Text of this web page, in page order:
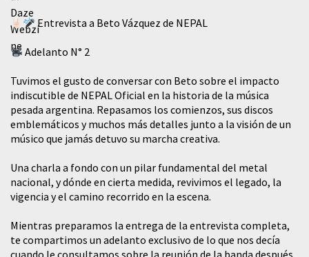
Entrevista a Beto Vázquez de NEPAL
Adelanto N° 2
Tuvimos el gusto de conversar con Beto sobre el impacto
indiscutible de NEPAL Oficial en la historia de la música
pesada argentina. Repasamos los comienzos, sus discos
emblemáticos y muchos más detalles junto a la visión de un
músico que jamás detuvo su marcha creativa.
​Una charla a fondo con un pilar fundamental del metal
nacional, y dónde en cierta medida, revivimos el legado, la
vigencia y el camino recorrido en la escena.
Mientras preparamos la entrega de la entrevista completa,
te compartimos un adelanto exclusivo de lo que nos decía